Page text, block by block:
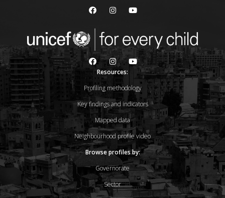
Resources:
Profiling methodology
Key findings and indicators
Mapped data
Neighbourhood profile video
Browse profiles by:
Governorate
Sector